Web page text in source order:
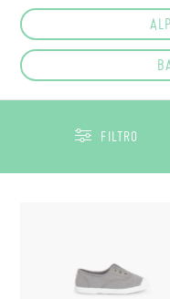
FILTRO